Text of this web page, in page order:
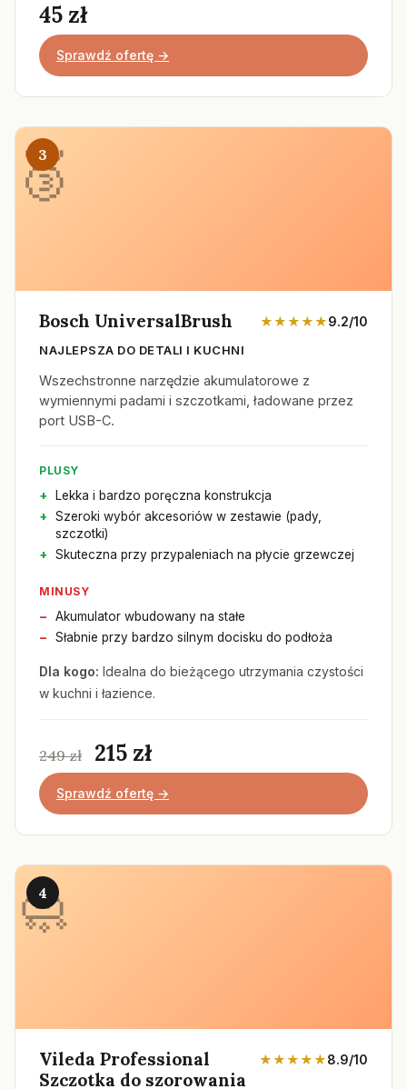
45 zł
Sprawdź ofertę →
3
Bosch UniversalBrush ★★★★★9.2/10
NAJLEPSZA DO DETALI I KUCHNI
Wszechstronne narzędzie akumulatorowe z
wymiennymi padami i szczotkami, ładowane przez
port USB-C.
PLUSY
Lekka i bardzo poręczna konstrukcja
Szeroki wybór akcesoriów w zestawie (pady,
szczotki)
Skuteczna przy przypaleniach na płycie grzewczej
MINUSY
Akumulator wbudowany na stałe
Słabnie przy bardzo silnym docisku do podłoża
Dla kogo: Idealna do bieżącego utrzymania czystości
w kuchni i łazience.
249 zł 215 zł
Sprawdź ofertę →
4
Vileda Professional
Szczotka do szorowania
★★★★★8.9/10